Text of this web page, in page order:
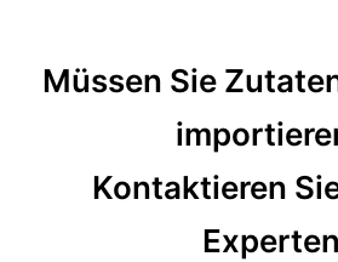
Müssen Sie
Kontaktieren
Experten